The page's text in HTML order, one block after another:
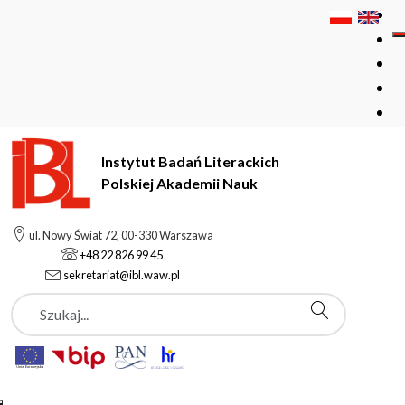
Instytut Badań Literackich
Polskiej Akademii Nauk
ul. Nowy Świat 72, 00-330 Warszawa
+48 22 826 99 45
sekretariat@ibl.waw.pl
Szukaj
Instytut Badań Literackich Polskiej Akademii Nauk
Szkoła Historycznego Dokumentu Filmowego
Podstrony